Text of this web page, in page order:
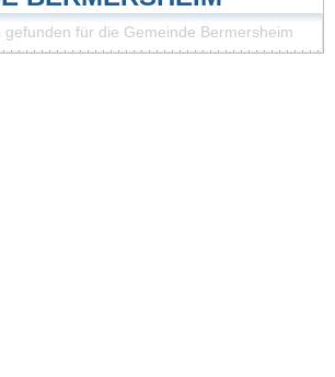
gefunden für die Gemeinde Bermersheim